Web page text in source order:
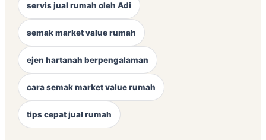
servis jual rumah oleh Adi
semak market value rumah
ejen hartanah berpengalaman
cara semak market value rumah
tips cepat jual rumah